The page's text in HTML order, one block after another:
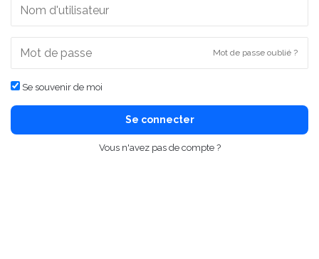
Mot de passe oublié ?
Se souvenir de moi
Se connecter
Vous n'avez pas de compte ?